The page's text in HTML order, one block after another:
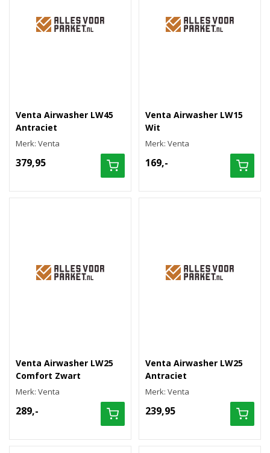
Venta Airwasher LW45
Antraciet
Merk: Venta
379,95
Venta Airwasher LW15
Wit
Merk: Venta
169,-
Venta Airwasher LW25
Comfort Zwart
Merk: Venta
289,-
Venta Airwasher LW25
Antraciet
Merk: Venta
239,95